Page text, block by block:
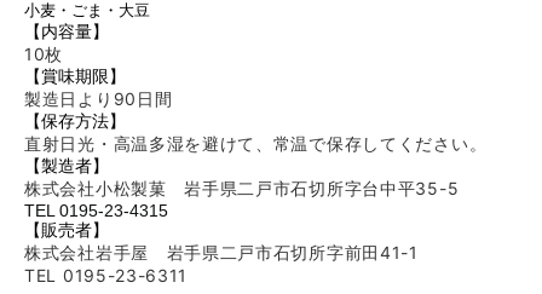
小麦・ごま・大豆
【内容量】
10枚
【賞味期限】
製造日より90 日間
【保存方法】
直射日光・高温多湿を避けて、常温で保存してください。
【製造者】
株式会社小松製菓 岩手県二戸市石切所字台中平35-5
TEL 0195-23-4315
【販売者】
株式会社岩手屋 岩手県二戸市石切所字前田41-1
TEL 0195-23-6311